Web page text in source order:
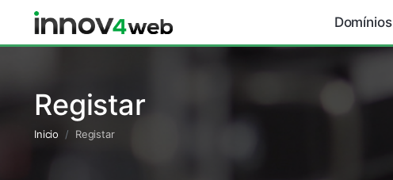
Domínios
Registar
Inicio Registar